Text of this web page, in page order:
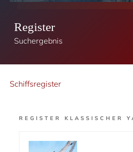
Register
Suchergebnis
Schiffsregister
REGISTER KLASSISCHER